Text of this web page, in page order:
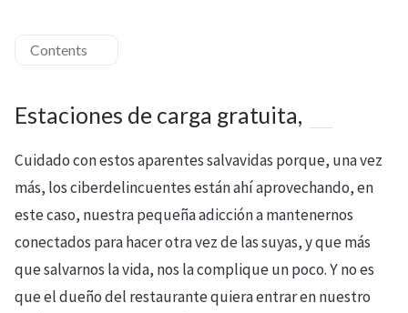
Contents
Estaciones de carga gratuita,
Cuidado con estos aparentes salvavidas porque, una vez
más, los ciberdelincuentes están ahí aprovechando, en
este caso, nuestra pequeña adicción a mantenernos
conectados para hacer otra vez de las suyas, y que más
que salvarnos la vida, nos la complique un poco. Y no es
que el dueño del restaurante quiera entrar en nuestro